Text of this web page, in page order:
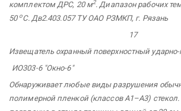
комплектом ДРС, 20 м2. Диапазон рабочих
50 оС. Дв2.403.057 ТУ ОАО РЗМКП, г. Рязань
17
Извещатель охранный поверхностный
ИО303-6"Окно-6"
Обнаруживает любые виды разрушения
полимерной пленкой (классов А1–А3) стекол.